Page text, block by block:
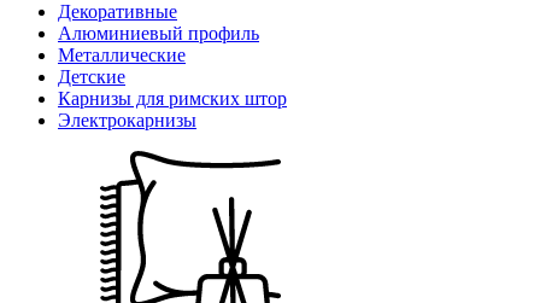
Декоративные
Алюминиевый профиль
Металлические
Детские
Карнизы для римских штор
Электрокарнизы